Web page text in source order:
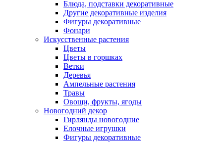
Блюда, подставки декоративные
Другие декоративные изделия
Фигуры декоративные
Фонари
Искусственные растения
Цветы
Цветы в горшках
Ветки
Деревья
Ампельные растения
Травы
Овощи, фрукты, ягоды
Новогодний декор
Гирлянды новогодние
Елочные игрушки
Фигуры декоративные